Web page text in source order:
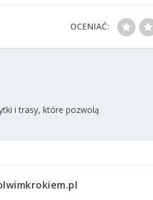
OCENIAĆ:
i trasy, które pozwolą